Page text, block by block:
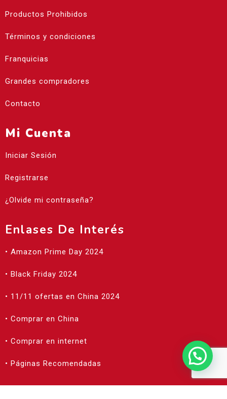
Productos Prohibidos
Términos y condiciones
Franquicias
Grandes compradores
Contacto
Mi Cuenta
Iniciar Sesión
Registrarse
¿Olvide mi contraseña?
Enlases De Interés
• Amazon Prime Day 2024
• Black Friday 2024
• 11/11 ofertas en China 2024
• Comprar en China
• Comprar en internet
• Páginas Recomendadas